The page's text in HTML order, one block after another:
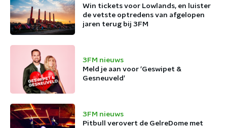
Win tickets voor Lowlands, en luister
de vetste optredens van afgelopen
jaren terug bij 3FM
3FM nieuws
Meld je aan voor 'Geswipet &
Gesneuveld'
3FM nieuws
Pitbull verovert de GelreDome met